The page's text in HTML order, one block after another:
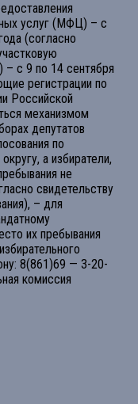
услуг (МФЦ) – с
(согласно
с 9 по 14 сентября
регистрации по
Российской
механизмом
депутатов
по
а избиратели,
не
свидетельству
– для
их пребывания
8(861)69 — 3-20-
комиссия